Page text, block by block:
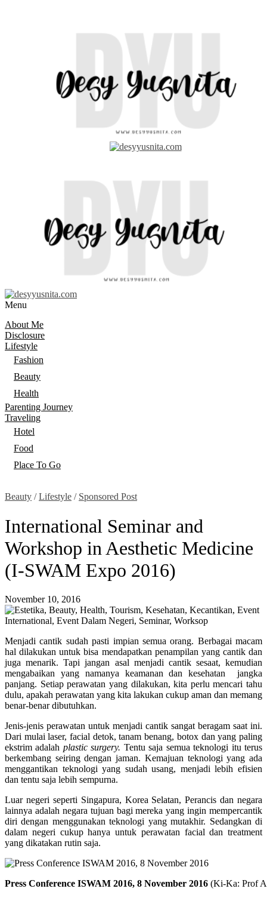
Menu
About Me
Disclosure
Lifestyle
Fashion
Beauty
Health
Parenting Journey
Traveling
Hotel
Food
Place To Go
Beauty /Lifestyle / Sponsored Post
International Seminar and
Workshop in Aesthetic Medicine
(I-SWAM Expo 2016)
November 10, 2016
Menjadi cantik sudah pasti impian semua orang. Berbagai macam
hal dilakukan untuk bisa mendapatkan penampilan yang cantik dan
juga menarik. Tapi jangan asal menjadi cantik sesaat, kemudian
mengabaikan yang namanya keamanan dan kesehatan jangka
panjang. Setiap perawatan yang dilakukan, kita perlu mencari tahu
dulu, apakah perawatan yang kita lakukan cukup aman dan memang
benar-benar dibutuhkan.
Jenis-jenis perawatan untuk menjadi cantik sangat beragam saat ini.
Dari mulai laser, facial detok, tanam benang, botox dan yang paling
ekstrim adalah plastic surgery. Tentu saja semua teknologi itu terus
berkembang seiring dengan jaman. Kemajuan teknologi yang ada
menggantikan teknologi yang sudah usang, menjadi lebih efisien
dan tentu saja lebih sempurna.
Luar negeri seperti Singapura, Korea Selatan, Perancis dan negara
lainnya adalah negara tujuan bagi mereka yang ingin mempercantik
diri dengan menggunakan teknologi yang mutakhir. Sedangkan di
dalam negeri cukup hanya untuk perawatan facial dan treatment
yang dikatakan rutin saja.
Press Conference ISWAM 2016, 8 November 2016 (Ki-Ka: Prof